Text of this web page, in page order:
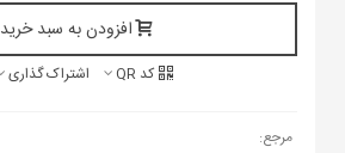
افزودن به سبد خرید
کد QR اشتراک گذاری
مرجع: